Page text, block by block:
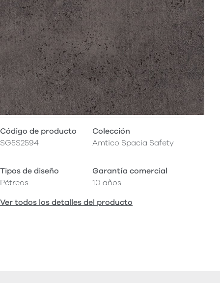
Código de producto
SG5S2594
Colección
Amtico Spacia Safety
Tipos de diseño
Pétreos
Garantía comercial
10 años
Ver todos los detalles del producto